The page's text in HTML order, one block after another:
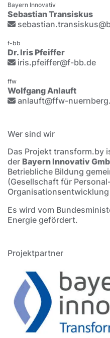
Bayern Innovativ
Sebastian Transiskus
f-bb
Dr. Iris Pfeiffer
iris.pfeiffer@f-bb.de
ffw
Wolfgang Anlauft
anlauft@ffw-
Wer sind wir
Das Projekt transform.by
der Bayern Innovativ
Betriebliche Bildung
(Gesellschaft für
Organisationsentwicklung
Es wird vom
Energie gefördert.
Projektpartner